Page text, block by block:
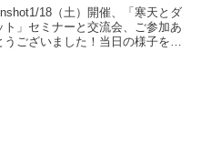
18（土）開催、「寒天とダ
ト」セミナーと交流会、ご参加あ
うございました！当日の様子をイ